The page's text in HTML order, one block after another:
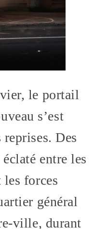
le portail
s’est
Des
entre les
les forces
général
ville, durant